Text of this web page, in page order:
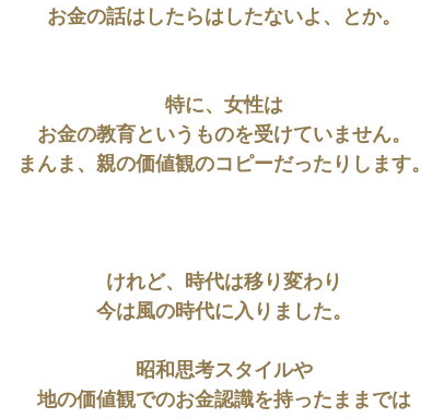
お金の話はしたらはしたないよ、とか。
特に、女性は
お金の教育というものを受けていません。
まんま、親の価値観のコピーだったりします。
けれど、時代は移り変わり
今は風の時代に入りました。
昭和思考スタイルや
地の価値観でのお金認識を持ったままでは